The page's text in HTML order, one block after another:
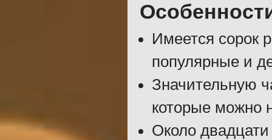
Имеется сорок
популярные и
Значительную
которые можно
Около